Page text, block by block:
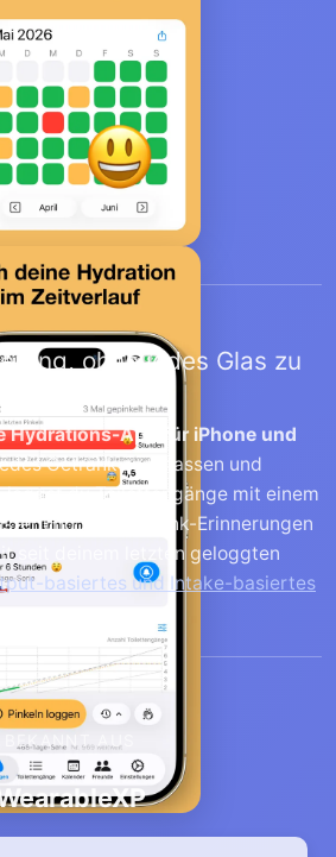
ohne jedes Glas zu
Hydrations-App für iPhone und
Getränk zu erfassen und
loggst du Toilettengänge mit einem
und sendet Trink-Erinnerungen
seit deinem letzten geloggten
basiertes und Intake-basiertes
BEKANNT AUS